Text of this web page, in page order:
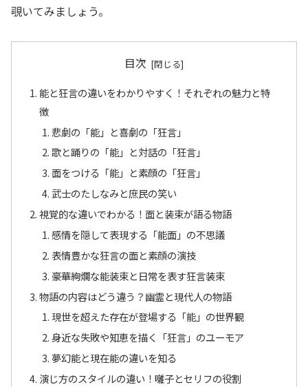
覗いてみましょう。
目次
能と狂言の違いをわかりやすく！それぞれの魅力と特
徴
悲劇の「能」と喜劇の「狂言」
歌と踊りの「能」と対話の「狂言」
面をつける「能」と素顔の「狂言」
武士のたしなみと庶民の笑い
視覚的な違いでわかる！面と装束が語る物語
感情を隠して表現する「能面」の不思議
表情豊かな狂言の面と素顔の演技
豪華絢爛な能装束と日常を表す狂言装束
物語の内容はどう違う？幽霊と現代人の物語
現世を超えた存在が登場する「能」の世界観
身近な失敗や知恵を描く「狂言」のユーモア
夢幻能と現在能の違いを知る
演じ方のスタイルの違い！囃子とセリフの役割